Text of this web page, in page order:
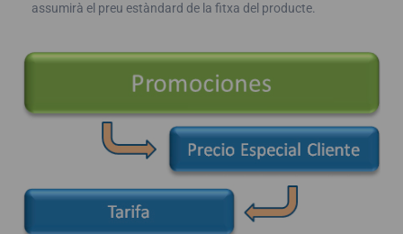
assumirà el preu estàndard de la fitxa del producte.